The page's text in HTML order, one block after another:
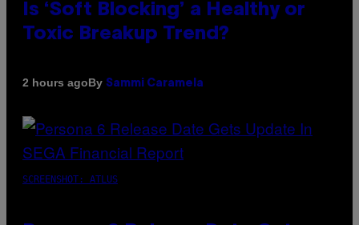
Is ‘Soft Blocking’ a Healthy or
Toxic Breakup Trend?
2 hours agoBy Sammi Caramela
SCREENSHOT: ATLUS